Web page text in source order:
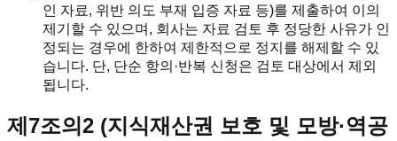
인 자료, 위반 의도 부재 입증 자료 등)를 제출하여 이의
제기할 수 있으며, 회사는 자료 검토 후 정당한 사유가 인
정되는 경우에 한하여 제한적으로 정지를 해제할 수 있
습니다. 단, 단순 항의·반복 신청은 검토 대상에서 제외
됩니다.
제7조의2 (지식재산권 보호 및 모방·역공